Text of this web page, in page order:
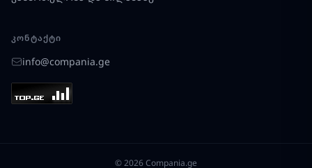
ᲙᲝᲜᲢᲐᲥᲢᲘ
info@compania.ge
© 2026 Compania.ge